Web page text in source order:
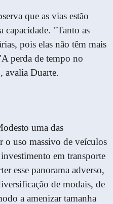
que as vias estão
capacidade. "Tanto as
pois elas não têm mais
perda de tempo no
avalia Duarte.
uma das
o uso massivo de veículos
em transporte
esse panorama adverso,
de modais, de
a amenizar tamanha